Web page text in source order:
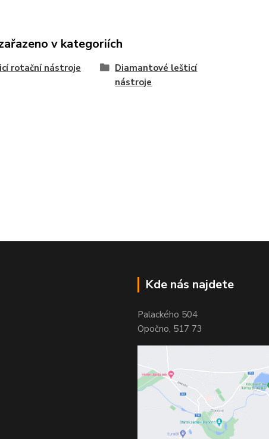
v kategoriích
rotační nástroje
Diamantové lešticí
nástroje
Kde nás najdete
Palackého 504
Opočno, 517 73